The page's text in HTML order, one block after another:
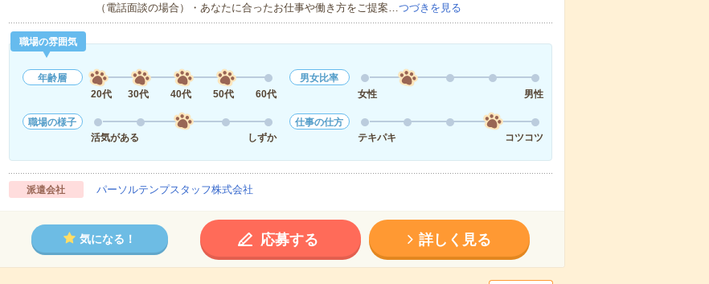
（電話面談の場合）・あなたに合ったお仕事や働き方をご提案…つづきを見る
職場の雰囲気
年齢層
20代
30代 40代 50代 60代
男女比率
女性
男性
職場の様子
活気がある
しずか
仕事の仕方
テキパキ
コツコツ
派遣会社 パーソルテンプスタッフ株式会社
気になる！ 応募する 詳しく見る